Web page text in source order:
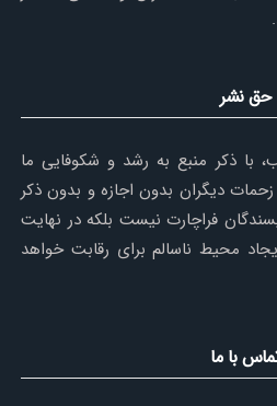
حق نشر
با ذکر منبع به رشد و شکوفایی ما
دیگران بدون اجازه و بدون ذکر
فراچارت نیست بلکه در نهایت
محیط ناسالم برای رقابت خواهد
با ما